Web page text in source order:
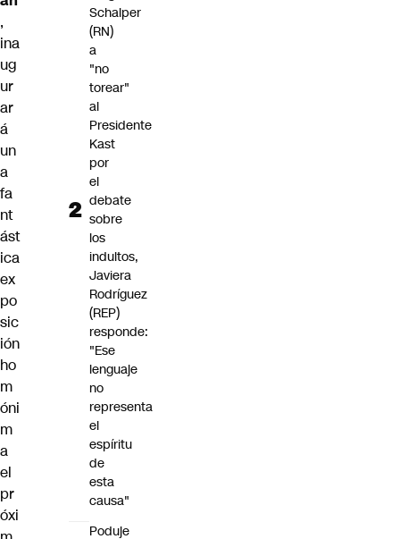
,
ina
ug
ur
ar
á
un
a
fa
nt
ást
ica
ex
po
sic
ión
ho
m
óni
m
a
el
pr
óxi
Schalper
(RN)
a
"no
torear"
al
Presidente
Kast
por
el
debate
sobre
los
indultos,
Javiera
Rodríguez
(REP)
responde:
"Ese
lenguaje
no
representa
el
espíritu
de
esta
causa"
Poduje